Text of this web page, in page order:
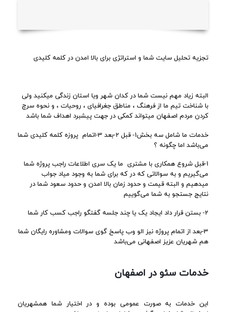
تجزیه تحلیل سایت شما و استراتژی برای بالا امدن در کلمه کلیدی
البته زیاد مهم نیست شما در کدان شهر ویا استان زندگی میکنید ولی
با شناخت تیم ما از فرهنگ ، مناطق جغرافیای ، روحیات ، و نحوه سرچ
کردن مردم اصفهان میتواند کمکی در جهت پیشبرد اهداف شما باشد
خدمات ما شامل سه بخش1- قبل 2-بعد 3-اتمام پروزه کلمه کلیدی شما
می‌باشد اما چگونه ؟
1-قبل شروع همکاری با مشتری ما یک سری اطلاعات راجب پروژه شما
می‌گیریم و به سوالاتی که در که برای شما به وجود میاد جواب
میدهیم و البته قیمت و حدود زمان بالا امدن و حدود سعود شما در
نتایج جستجو به شما می‌گوییم
2- بستن قرار داد ایجاد یک یا چند جلسه گفتگو راجب کسب کار شما
3-بعد از اتمام پروژه نیز الو وب پاسخ گوی سوالات ومشاوره رایگان شما
هم شهریان عزیز اصفهانی می‌باشد
خدمات سئو در اصفهان
این خدمات به صورت عمومی بوده و در اختیار شما همشهریان